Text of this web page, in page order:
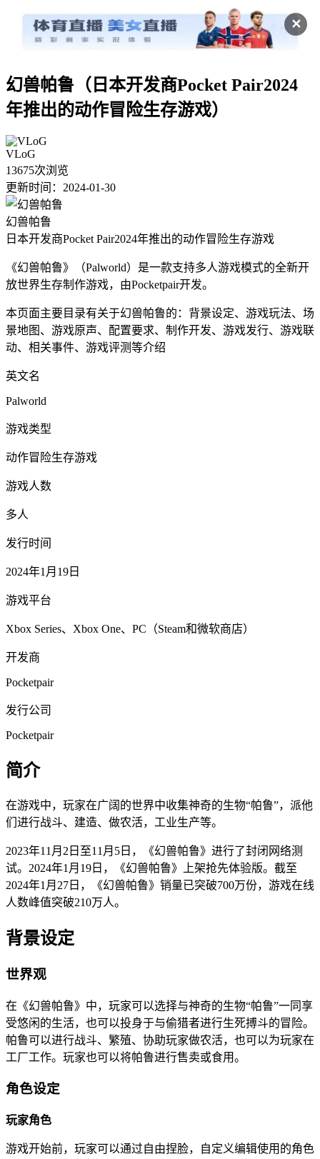
✕
幻兽帕鲁 （日本开发商Pocket Pair2024
年推出的动作冒险生存游戏）
VLoG
13675次浏览
更新时间：2024-01-30
幻兽帕鲁
日本开发商Pocket Pair2024年推出的动作冒险生存游戏
《幻兽帕鲁》（Palworld）是一款支持多人游戏模式的全新开
放世界生存制作游戏，由Pocketpair开发。
本页面主要目录有关于幻兽帕鲁的：背景设定、游戏玩法、场
景地图、游戏原声、配置要求、制作开发、游戏发行、游戏联
动、相关事件、游戏评测等介绍
英文名
Palworld
游戏类型
动作冒险生存游戏
游戏人数
多人
发行时间
2024年1月19日
游戏平台
Xbox Series、Xbox One、PC（Steam和微软商店）
开发商
Pocketpair
发行公司
Pocketpair
简介
在游戏中，玩家在广阔的世界中收集神奇的生物“帕鲁”，派他
们进行战斗、建造、做农活，工业生产等。
2023年11月2日至11月5日，《幻兽帕鲁》进行了封闭网络测
试。2024年1月19日，《幻兽帕鲁》上架抢先体验版。截至
2024年1月27日，《幻兽帕鲁》销量已突破700万份，游戏在线
人数峰值突破210万人。
背景设定
世界观
在《幻兽帕鲁》中，玩家可以选择与神奇的生物“帕鲁”一同享
受悠闲的生活，也可以投身于与偷猎者进行生死搏斗的冒险。
帕鲁可以进行战斗、繁殖、协助玩家做农活，也可以为玩家在
工厂工作。玩家也可以将帕鲁进行售卖或食用。
角色设定
玩家角色
游戏开始前，玩家可以通过自由捏脸，自定义编辑使用的角色